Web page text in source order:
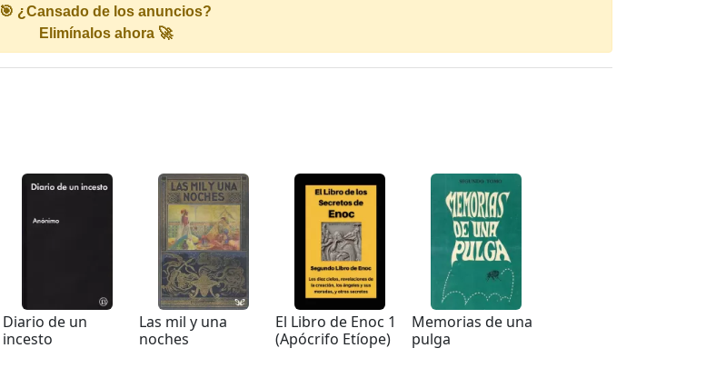
🎯 ¿Cansado de los anuncios?
Elimínalos ahora 🚀
Diario de un
incesto
Las mil y una
noches
El Libro de Enoc 1
(Apócrifo Etíope)
Memorias de una
pulga